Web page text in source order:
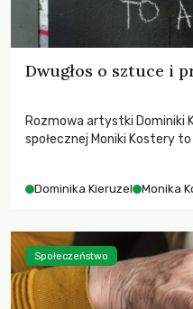
Dwugłos o sztuce i
Rozmowa artystki Dominiki
społecznej Moniki Kostery
Dominika Kieruzel Monika
Społeczeństwo